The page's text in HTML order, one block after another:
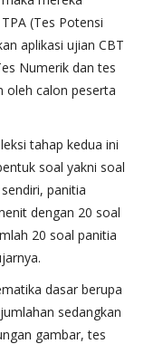
(Tes Potensi
aplikasi ujian CBT
Numerik dan tes
oleh calon peserta
tahap kedua ini
soal yakni soal
panitia
dengan 20 soal
20 soal panitia
dasar berupa
sedangkan
gambar, tes